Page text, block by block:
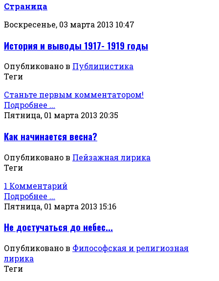
Страница
Воскресенье, 03 марта 2013 10:47
История и выводы 1917- 1919 годы
Опубликовано в Публицистика
Теги
Станьте первым комментатором!
Подробнее ...
Пятница, 01 марта 2013 20:35
Как начинается весна?
Опубликовано в Пейзажная лирика
Теги
1 Комментарий
Подробнее ...
Пятница, 01 марта 2013 15:16
Не достучаться до небес...
Опубликовано в Философская и религиозная
лирика
Теги